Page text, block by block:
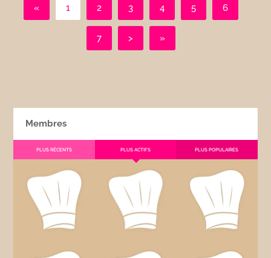
« 1 2 3 4 5 6
7 > »
Membres
PLUS RÉCENTS PLUS ACTIFS PLUS POPULAIRES